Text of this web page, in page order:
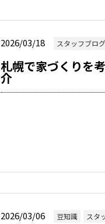
2026/03/18 スタッフブログ
札幌で家づくりを
介
2026/03/06 豆知識 スタ